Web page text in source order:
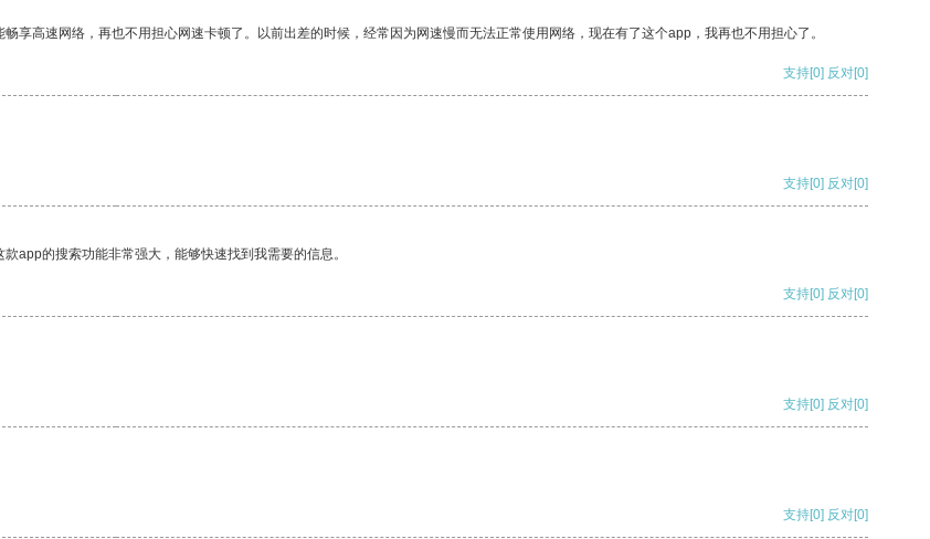
享高速网络，再也不用担心网速卡顿了。以前出差的时候，经常因为网速慢而无法正常使用网络，现在有了这个app，我再也不用担心了。
支持[0] 反对[0]
支持[0] 反对[0]
app的搜索功能非常强大，能够快速找到我需要的信息。
支持[0] 反对[0]
支持[0] 反对[0]
支持[0] 反对[0]